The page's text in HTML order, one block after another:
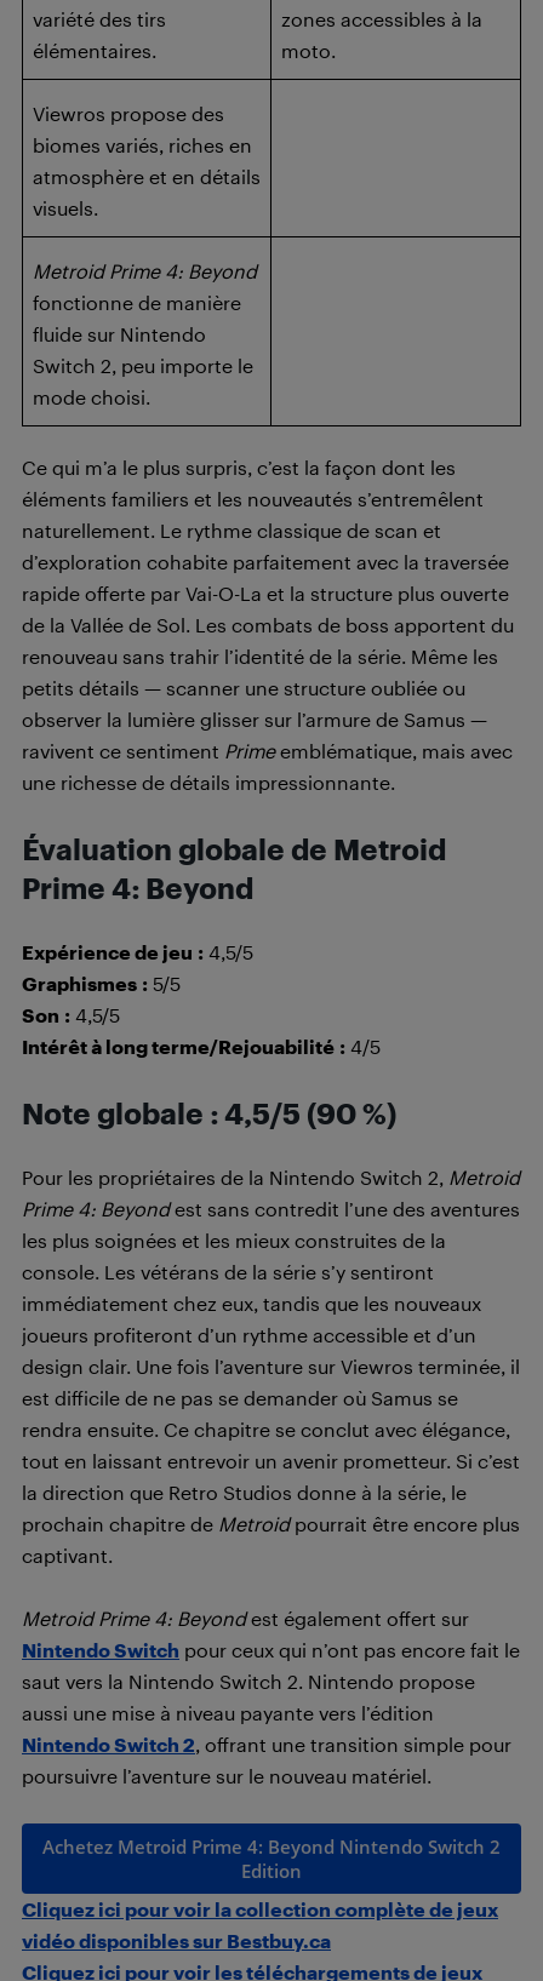
variété des tirs
élémentaires.
zones accessibles à la
moto.
Viewros propose des
biomes variés, riches en
atmosphère et en détails
visuels.
Metroid Prime 4: Beyond
fonctionne de manière
fluide sur Nintendo
Switch 2, peu importe le
mode choisi.
Ce qui m’a le plus surpris, c’est la façon dont les
éléments familiers et les nouveautés s’entremêlent
naturellement. Le rythme classique de scan et
d’exploration cohabite parfaitement avec la traversée
rapide offerte par Vai-O-La et la structure plus ouverte
de la Vallée de Sol. Les combats de boss apportent du
renouveau sans trahir l’identité de la série. Même les
petits détails — scanner une structure oubliée ou
observer la lumière glisser sur l’armure de Samus —
ravivent ce sentiment Primeemblématique, mais avec
une richesse de détails impressionnante.
Évaluation globale de Metroid
Prime 4: Beyond
Expérience de jeu : 4,5/5
Graphismes : 5/5
Son : 4,5/5
Intérêt à long terme/Rejouabilité : 4/5
Note globale : 4,5/5 (90%)
Pour les propriétaires de la Nintendo Switch 2, Metroid
Prime 4: Beyondest sans contredit l’une des aventures
les plus soignées et les mieux construites de la
console. Les vétérans de la série s’y sentiront
immédiatement chez eux, tandis que les nouveaux
joueurs profiteront d’un rythme accessible et d’un
design clair. Une fois l’aventure sur Viewros terminée, il
est difficile de ne pas se demander où Samus se
rendra ensuite. Ce chapitre se conclut avec élégance,
tout en laissant entrevoir un avenir prometteur. Si c’est
la direction que Retro Studios donne à la série, le
prochain chapitre de Metroidpourrait être encore plus
captivant.
Metroid Prime 4: Beyondest également offert sur
Nintendo Switch pour ceux qui n’ont pas encore fait le
saut vers la Nintendo Switch 2. Nintendo propose
aussi une mise à niveau payante vers l’édition
Nintendo Switch 2, offrant une transition simple pour
poursuivre l’aventure sur le nouveau matériel.
Achetez Metroid Prime 4: Beyond Nintendo Switch 2
Edition
Cliquez ici pour voir la collection complète de jeux
vidéo disponibles sur Bestbuy.ca
Cliquez ici pour voir les téléchargements de jeux